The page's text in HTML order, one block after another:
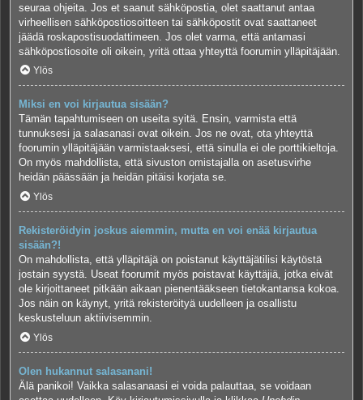
seuraa ohjeita. Jos et saanut sähköpostia, olet saattanut antaa
virheellisen sähköpostiosoitteen tai sähköpostit ovat saattaneet
jäädä roskapostisuodattimeen. Jos olet varma, että antamasi
sähköpostiosoite oli oikein, yritä ottaa yhteyttä foorumin ylläpitäjään.
Ylös
Miksi en voi kirjautua sisään?
Tämän tapahtumiseen on useita syitä. Ensin, varmista että
tunnuksesi ja salasanasi ovat oikein. Jos ne ovat, ota yhteyttä
foorumin ylläpitäjään varmistaaksesi, että sinulla ei ole porttikieltoja.
On myös mahdollista, että sivuston omistajalla on asetusvirhe
heidän päässään ja heidän pitäisi korjata se.
Ylös
Rekisteröidyin joskus aiemmin, mutta en voi enää kirjautua
sisään?!
On mahdollista, että ylläpitäjä on poistanut käyttäjätilisi käytöstä
jostain syystä. Useat foorumit myös poistavat käyttäjiä, jotka eivät
ole kirjoittaneet pitkään aikaan pienentääkseen tietokantansa kokoa.
Jos näin on käynyt, yritä rekisteröityä uudelleen ja osallistu
keskusteluun aktiivisemmin.
Ylös
Olen hukannut salasanani!
Älä panikoi! Vaikka salasanaasi ei voida palauttaa, se voidaan